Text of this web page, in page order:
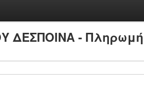
ΔΕΣΠΟΙΝΑ - Πληρωμή